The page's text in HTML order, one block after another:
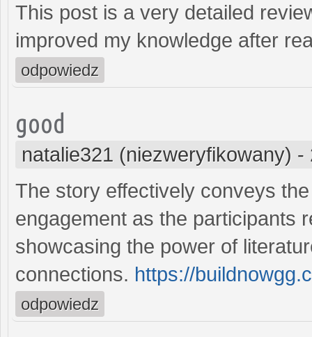
This post is a very detailed
improved my knowledge after
odpowiedz
good
natalie321 (niezweryfikowany) -
The story effectively conveys
engagement as the participants
showcasing the power of
connections. https://
odpowiedz